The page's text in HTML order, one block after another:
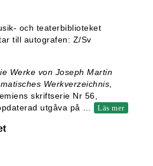
och teaterbiblioteket
till autografen: Z/Sv
Werke von Joseph Martin
Werkverzeichnis
skriftserie Nr 56,
utgåva på
Läs mer